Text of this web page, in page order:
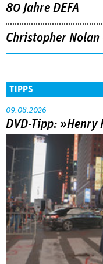
80 Jahre DEFA
Christopher
TIPPS
09.08.2026
DVD-Tipp: